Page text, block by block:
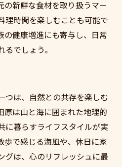
の新鮮な食材を取り扱うマー
理時間を楽しむことも可能で
の健康増進にも寄与し、日常
でしょう。
つは、自然との共存を楽しむ
原は山と海に囲まれた地理的
に暮らすライフスタイルが実
歩で感じる海風や、休日に家
グは、心のリフレッシュに最